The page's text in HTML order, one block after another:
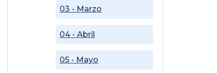
03 - Marzo
04 - Abril
05 - Mayo